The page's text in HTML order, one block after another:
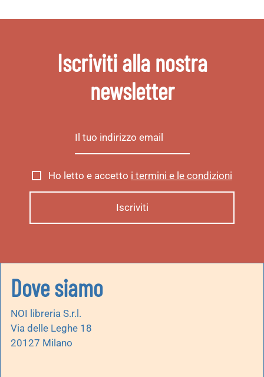
Iscriviti alla nostra
newsletter
Ho letto e accetto i termini e le condizioni
Dove siamo
NOI libreria S.r.l.
Via delle Leghe 18
20127 Milano